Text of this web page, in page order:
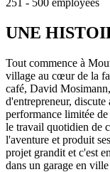
251 - 500 employees
UNE
Tout commence à
village au cœur de la
café, David
d'entrepreneur,
performance limitée
le travail quotidien de
l'aventure et produit
projet grandit et c'est
dans un garage en